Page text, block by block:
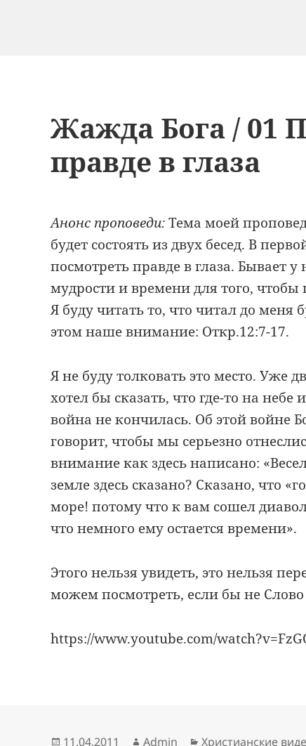
Жажда Бога / 01
правде в глаза
Анонс проповеди:Тема моей
будет состоять из двух бесед. В
посмотреть правде в глаза. Бывает у
мудрости и времени для того, чтобы
Я буду читать то, что читал до меня
этом наше внимание: Откр.12:7-17.
Я не буду толковать это место. Уже
хотел бы сказать, что где-то на небе
война не кончилась. Об этой войне
говорит, чтобы мы серьезно
внимание как здесь написано:
земле здесь сказано? Сказано, что
море! потому что к вам сошел
что немного ему остается времени».
Этого нельзя увидеть, это нельзя
можем посмотреть, если бы не
https://www.youtube.com/
Опубликовано
11.04.2011 Автор
Admin Рубрики
Христианские